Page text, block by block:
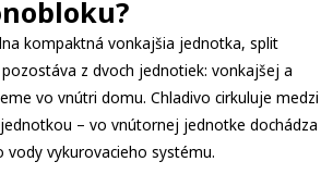
kompaktná vonkajšia jednotka, split
z dvoch jednotiek: vonkajšej a
vo vnútri domu. Chladivo cirkuluje medzi
– vo vnútornej jednotke dochádza
vykurovacieho systému.